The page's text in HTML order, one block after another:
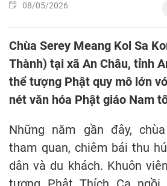
08/05/2026
Chùa Serey Meang Kol Sa
Thành) tại xã An Châu, tỉnh
thể tượng Phật quy mô lớn
nét văn hóa Phật giáo Nam
Những năm gần đây,
tham quan, chiêm bái thu
dân và du khách. Khuôn